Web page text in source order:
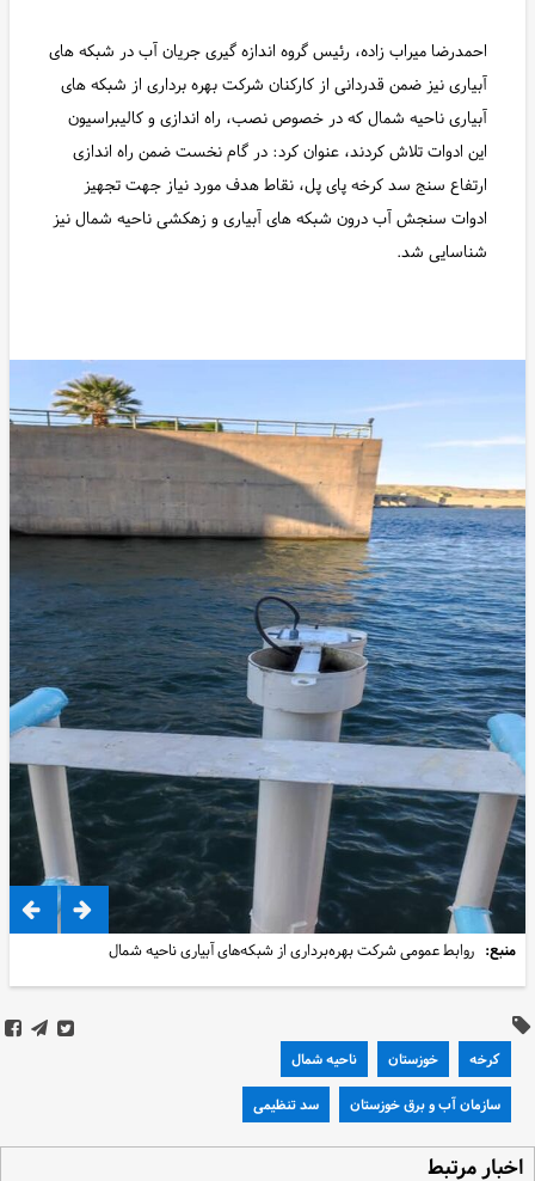
احمدرضا میراب زاده، رئیس گروه اندازه گیری جریان آب در شبکه های
آبیاری نیز ضمن قدردانی از کارکنان شرکت بهره برداری از شبکه های
آبیاری ناحیه شمال که در خصوص نصب، راه اندازی و کالیبراسیون
این ادوات تلاش کردند، عنوان کرد: در گام نخست ضمن راه اندازی
ارتفاع سنج سد کرخه پای پل، نقاط هدف مورد نیاز جهت تجهیز
ادوات سنجش آب درون شبکه های آبیاری و زهکشی ناحیه شمال نیز
شناسایی شد.
منبع: روابط عمومی شرکت بهره‌برداری از شبکه‌های آبیاری ناحیه شمال
کرخه خوزستان ناحیه شمال
سازمان آب و برق خوزستان سد تنظیمی
اخبار مرتبط